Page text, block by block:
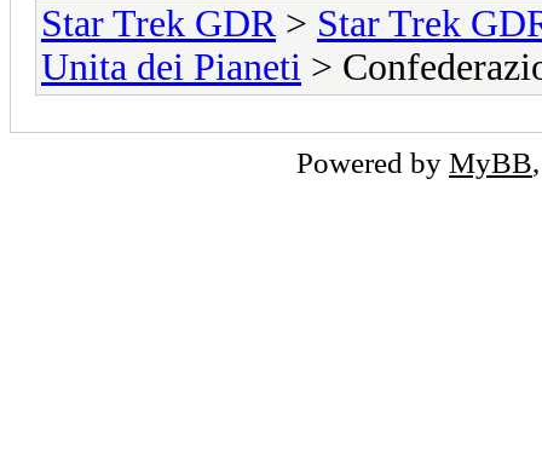
Star Trek GDR > Star Trek
Unita dei Pianeti >
Powered by MyBB